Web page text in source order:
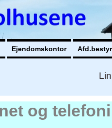
Ejendomskontor
og telefoni